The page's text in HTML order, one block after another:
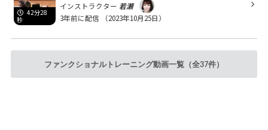
42分28
秒
インストラクター 若瀬
3年前に配信
（2023年10月25日）
ファンクショナルトレーニング動画一覧（全37件）